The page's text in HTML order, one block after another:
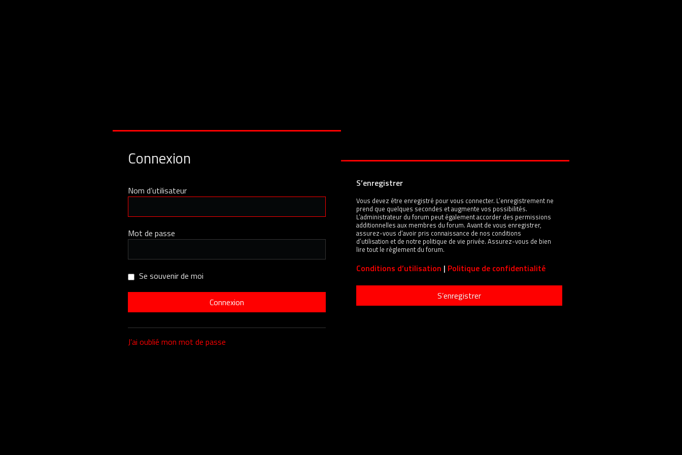
Connexion
Nom d’utilisateur
Mot de passe
Se souvenir de moi
J’ai oublié mon mot de passe
S’enregistrer
Vous devez être enregistré pour vous connecter. L’enregistrement ne
prend que quelques secondes et augmente vos possibilités.
L’administrateur du forum peut également accorder des permissions
additionnelles aux membres du forum. Avant de vous enregistrer,
assurez-vous d’avoir pris connaissance de nos conditions
d’utilisation et de notre politique de vie privée. Assurez-vous de bien
lire tout le règlement du forum.
Conditions d’utilisation | Politique de confidentialité
S’enregistrer